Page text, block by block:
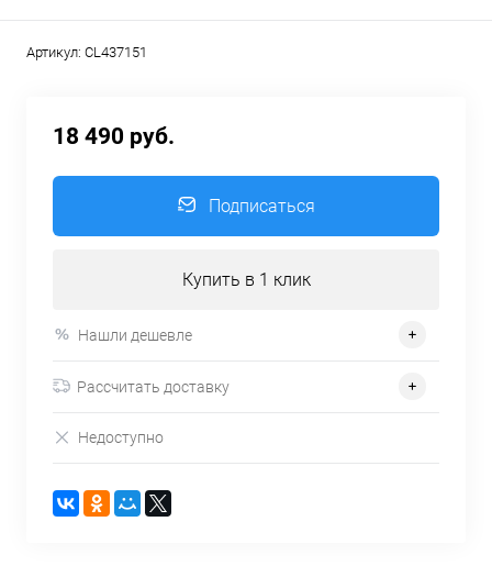
Артикул: CL437151
18 490 руб.
Подписаться
Купить в 1 клик
Нашли дешевле
Рассчитать доставку
Недоступно